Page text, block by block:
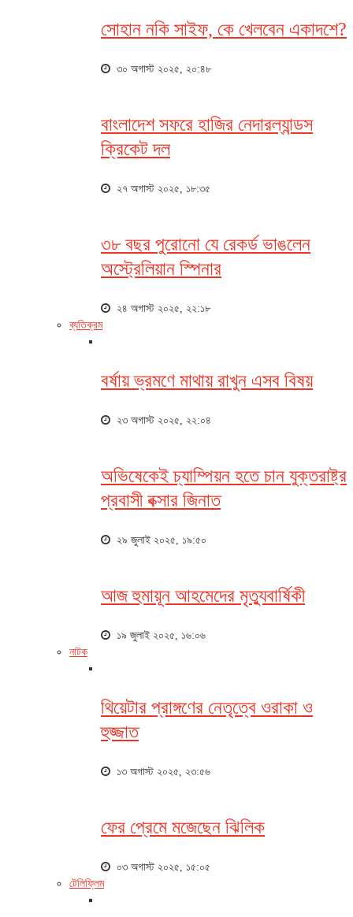
সোহান নকি সাইফ, কে খেলবেন একাদশে?
৩০ অগাস্ট ২০২৫, ২০:৪৮
বাংলাদেশ সফরে হাজির নেদারল্যান্ডস
ক্রিকেট দল
২৭ অগাস্ট ২০২৫, ১৮:৩৫
৩৮ বছর পুরোনো যে রেকর্ড ভাঙলেন
অস্ট্রেলিয়ান স্পিনার
২৪ অগাস্ট ২০২৫, ২২:১৮
ব্যতিক্রম
বর্ষায় ভ্রমণে মাথায় রাখুন এসব বিষয়
২৩ অগাস্ট ২০২৫, ২২:০৪
অভিষেকেই চ্যাম্পিয়ন হতে চান যুক্তরাষ্ট্র
প্রবাসী বক্সার জিনাত
২৯ জুলাই ২০২৫, ১৯:৫০
আজ হুমায়ূন আহমেদের মৃত্যুবার্ষিকী
১৯ জুলাই ২০২৫, ১৬:০৬
নাটক
থিয়েটার প্রাঙ্গণের নেতৃত্বে ওরাকা ও
হুজ্জাত
১৩ অগাস্ট ২০২৫, ২৩:৫৬
ফের প্রেমে মজেছেন ঝিলিক
০৩ অগাস্ট ২০২৫, ১৫:০৫
টেলিফ্লিম